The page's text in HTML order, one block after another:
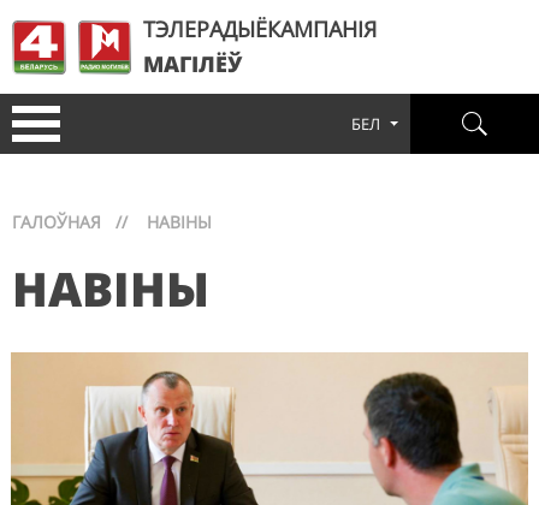
ТЭЛЕРАДЫЁКАМПАНІЯ
МАГІЛЁЎ
БЕЛ
ГАЛОЎНАЯ // НАВІНЫ
НАВІНЫ